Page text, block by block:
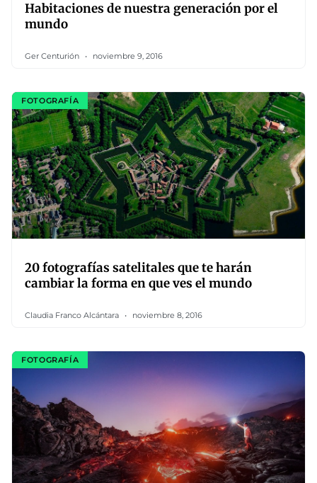
Habitaciones de nuestra generación por el
mundo
Ger Centurión noviembre 9, 2016
FOTOGRAFÍA
20 fotografías satelitales que te harán
cambiar la forma en que ves el mundo
Claudia Franco Alcántara noviembre 8, 2016
FOTOGRAFÍA